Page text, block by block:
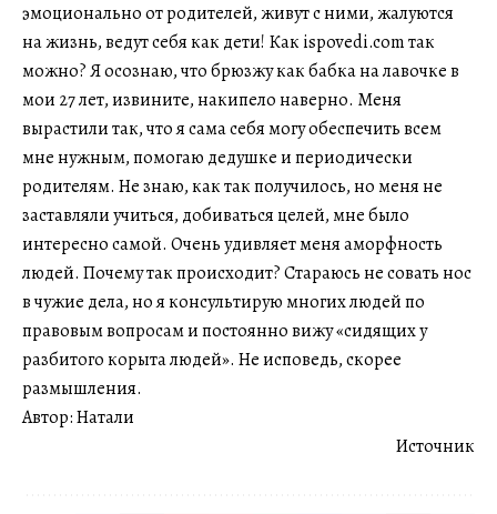
эмоционально от родителей, живут с ними, жалуются
на жизнь, ведут себя как дети! Как ispovedi.com так
можно? Я осознаю, что брюзжу как бабка на лавочке в
мои 27 лет, извините, накипело наверно. Меня
вырастили так, что я сама себя могу обеспечить всем
мне нужным, помогаю дедушке и периодически
родителям. Не знаю, как так получилось, но меня не
заставляли учиться, добиваться целей, мне было
интересно самой. Очень удивляет меня аморфность
людей. Почему так происходит? Стараюсь не совать нос
в чужие дела, но я консультирую многих людей по
правовым вопросам и постоянно вижу «сидящих у
разбитого корыта людей». Не исповедь, скорее
размышления.
Автор: Натали
Источник